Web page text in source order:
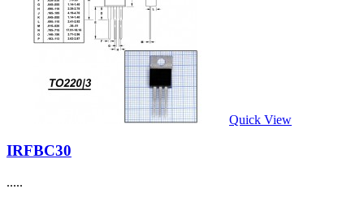
Quick View
IRFBC30
.....